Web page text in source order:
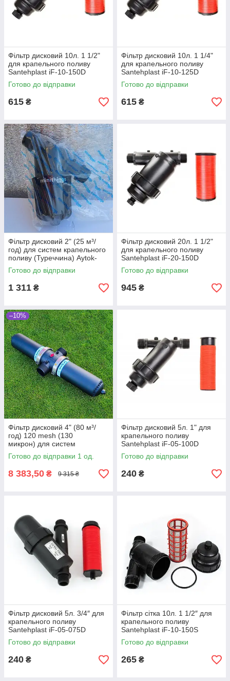
Фільтр дисковий 10л. 1 1/2"
для крапельного поливу
Santehplast iF-10-150D
Готово до відправки
615 ₴
Фільтр дисковий 10л. 1 1/4"
для крапельного поливу
Santehplast iF-10-125D
Готово до відправки
615 ₴
Фільтр дисковий 2" (25 м³/
год) для систем крапельного
поливу (Туреччина) Aytok-
minithings
Готово до відправки
1 311 ₴
Фільтр дисковий 20л. 1 1/2"
для крапельного поливу
Santehplast iF-20-150D
Готово до відправки
945 ₴
–10%
Фільтр дисковий 4" (80 м³/
год) 120 mesh (130
микрон) для систем
крапельного поливу Aytok
Готово до відправки 1 од.
8 383,50 ₴ 9 315 ₴
Фільтр дисковий 5л. 1" для
крапельного поливу
Santehplast iF-05-100D
Готово до відправки
240 ₴
Фільтр дисковий 5л. 3/4″ для
крапельного поливу
Santehplast iF-05-075D
Готово до відправки
240 ₴
Фільтр сітка 10л. 1 1/2″ для
крапельного поливу
Santehplast iF-10-150S
Готово до відправки
265 ₴